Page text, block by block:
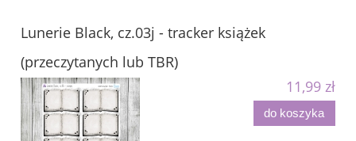
Lunerie Black, cz.03j - tracker książek
(przeczytanych lub TBR)
11,99 zł
do koszyka